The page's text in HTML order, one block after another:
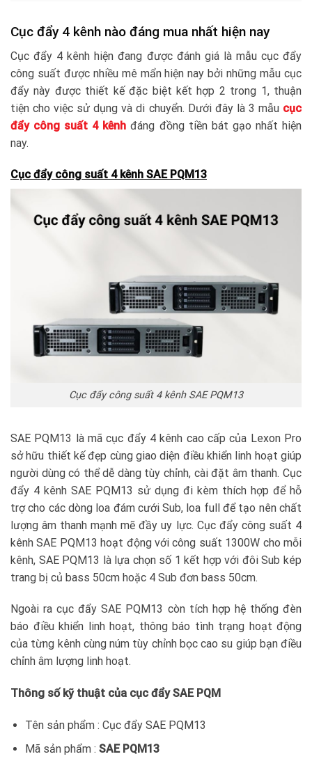
Cục đẩy 4 kênh nào đáng mua nhất hiện nay
Cục đẩy 4 kênh hiện đang được đánh giá là mẫu cục đẩy
công suất được nhiều mê mẩn hiện nay bởi những mẫu cục
đẩy này được thiết kế đặc biệt kết hợp 2 trong 1, thuận
tiện cho việc sử dụng và di chuyển. Dưới đây là 3 mẫu cục
đẩy công suất 4 kênh đáng đồng tiền bát gạo nhất hiện
nay.
Cục đẩy công suất 4 kênh SAE PQM13
Cục đẩy công suất 4 kênh SAE PQM13
SAE PQM13 là mã cục đẩy 4 kênh cao cấp của Lexon Pro
sở hữu thiết kế đẹp cùng giao diện điều khiển linh hoạt giúp
người dùng có thể dễ dàng tùy chỉnh, cài đặt âm thanh. Cục
đẩy 4 kênh SAE PQM13 sử dụng đi kèm thích hợp để hỗ
trợ cho các dòng loa đám cưới Sub, loa full để tạo nên chất
lượng âm thanh mạnh mẽ đầy uy lực. Cục đẩy công suất 4
kênh SAE PQM13 hoạt động với công suất 1300W cho mỗi
kênh, SAE PQM13 là lựa chọn số 1 kết hợp với đôi Sub kép
trang bị củ bass 50cm hoặc 4 Sub đơn bass 50cm.
Ngoài ra cục đẩy SAE PQM13 còn tích hợp hệ thống đèn
báo điều khiển linh hoạt, thông báo tình trạng hoạt động
của từng kênh cùng núm tùy chỉnh bọc cao su giúp bạn điều
chỉnh âm lượng linh hoạt.
Thông số kỹ thuật của cục đẩy SAE PQM
Tên sản phẩm : Cục đẩy SAE PQM13
Mã sản phẩm : SAE PQM13